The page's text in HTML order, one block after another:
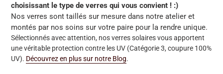
choisissant le type de verres qui vous convient ! :)
Nos verres sont taillés sur mesure dans notre atelier et
montés par nos soins sur votre paire pour la rendre unique.
Sélectionnés avec attention, nos verres solaires vous apportent
une véritable protection contre les UV (Catégorie 3, coupure 100%
UV). Découvrez en plus sur notre Blog.